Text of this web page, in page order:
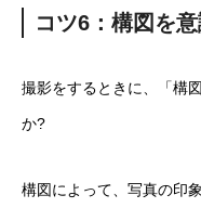
コツ6：構図を
撮影をするときに、「構
か?
構図によって、写真の印